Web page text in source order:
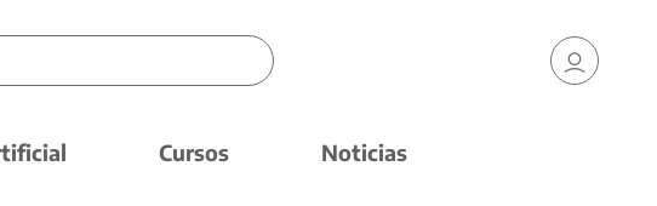
Cursos Noticias